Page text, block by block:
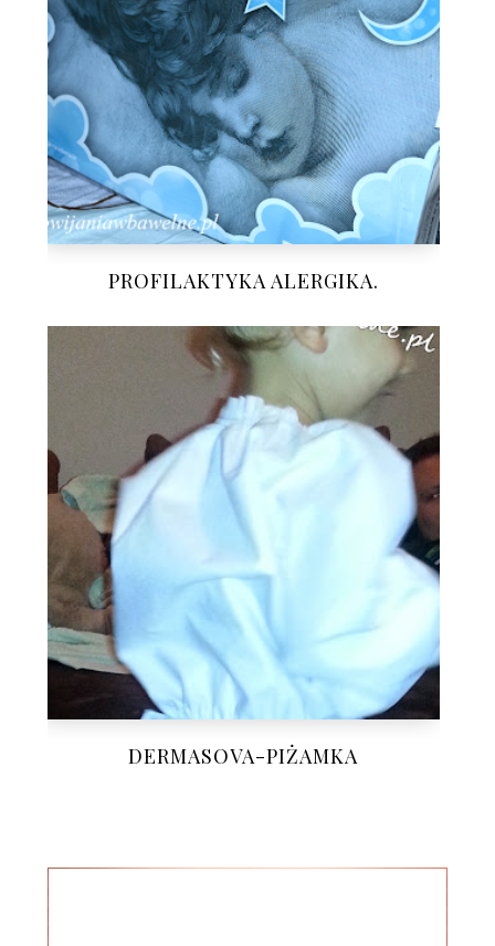
PROFILAKTYKA ALERGIKA.
DERMASOVA-PIŻAMKA